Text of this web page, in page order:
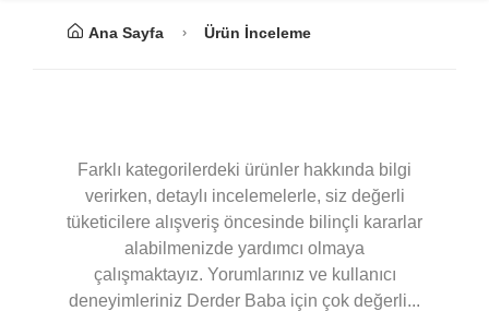
Ana Sayfa Ürün İnceleme
Farklı kategorilerdeki ürünler hakkında bilgi
verirken, detaylı incelemelerle, siz değerli
tüketicilere alışveriş öncesinde bilinçli kararlar
alabilmenizde yardımcı olmaya
çalışmaktayız. Yorumlarınız ve kullanıcı
deneyimleriniz Derder Baba için çok değerli...